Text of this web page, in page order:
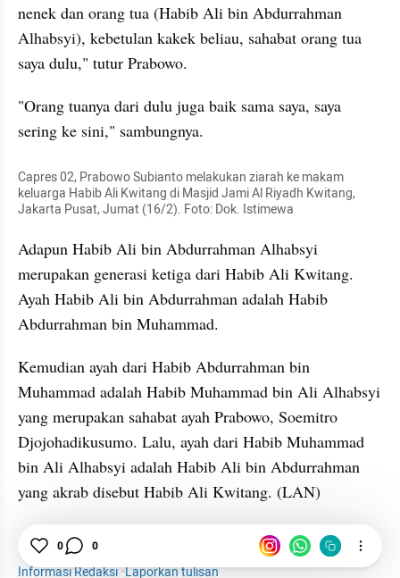
nenek dan orang tua (Habib Ali bin Abdurrahman
Alhabsyi), kebetulan kakek beliau, sahabat orang tua
saya dulu," tutur Prabowo.
"Orang tuanya dari dulu juga baik sama saya, saya
sering ke sini," sambungnya.
Capres 02, Prabowo Subianto melakukan ziarah ke makam
keluarga Habib Ali Kwitang di Masjid Jami Al Riyadh Kwitang,
Jakarta Pusat, Jumat (16/2). Foto: Dok. Istimewa
Adapun Habib Ali bin Abdurrahman Alhabsyi
merupakan generasi ketiga dari Habib Ali Kwitang.
Ayah Habib Ali bin Abdurrahman adalah Habib
Abdurrahman bin Muhammad.
Kemudian ayah dari Habib Abdurrahman bin
Muhammad adalah Habib Muhammad bin Ali Alhabsyi
yang merupakan sahabat ayah Prabowo, Soemitro
Djojohadikusumo. Lalu, ayah dari Habib Muhammad
bin Ali Alhabsyi adalah Habib Ali bin Abdurrahman
yang akrab disebut Habib Ali Kwitang. (LAN)
Prabowo
Pemilupedia 2024
Informasi Redaksi·Laporkan tulisan
0 0